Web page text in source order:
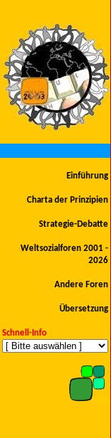
Einführung
Charta der Prinzipien
Strategie-Debatte
Weltsozialforen 2001 -
2026
Andere Foren
Übersetzung
Schnell-Info